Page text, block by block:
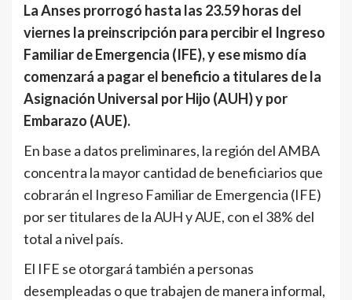
La Anses prorrogó hasta las 23.59 horas del
viernes la preinscripción para percibir el Ingreso
Familiar de Emergencia (IFE), y ese mismo día
comenzará a pagar el beneficio a titulares de la
Asignación Universal por Hijo (AUH) y por
Embarazo (AUE).
En base a datos preliminares, la región del AMBA
concentra la mayor cantidad de beneficiarios que
cobrarán el Ingreso Familiar de Emergencia (IFE)
por ser titulares de la AUH y AUE, con el 38% del
total a nivel país.
El IFE se otorgará también a personas
desempleadas o que trabajen de manera informal,